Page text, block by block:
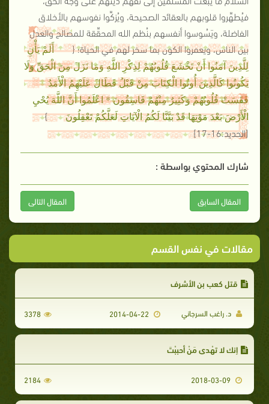
فيُطهِّروا قلوبهم بالعقائد الصحيحة، ويُزكِّوا نفوسهم بالأخلاق
الفاضلة، ويَسُوسوا أنفسهم بنُظم الله المحقِّقة للمصالح والعدل
بين الناس، ويعمروا الكون بما سخر لهم في الحياة؛ {
أَلَمْ يَأْنِ
لِلَّذِينَ آمَنُوا أَنْ تَخْشَعَ قُلُوبُهُمْ لِذِكْرِ اللَّهِ وَمَا نَزَلَ مِنَ الْحَقِّ وَلَا
يَكُونُوا كَالَّذِينَ أُوتُوا الْكِتَابَ مِنْ قَبْلُ فَطَالَ عَلَيْهِمُ الْأَمَدُ
فَقَسَتْ قُلُوبُهُمْ وَكَثِيرٌ مِنْهُمْ فَاسِقُونَ * اعْلَمُوا أَنَّ اللَّهَ يُحْيِ
الْأَرْضَ بَعْدَ مَوْتِهَا قَدْ بَيَّنَّا لَكُمُ الْآيَاتِ لَعَلَّكُمْ تَعْقِلُونَ
}
[الحديد:16-17]
شارك المحتوي بواسطة :
المقال السابق المقال التالى
مقالات في نفس القسم
قتل كعب بن الأشرف
د. راغب السرجاني 3378
إنك لا تهْدي مَنْ أحببْتَ
2184